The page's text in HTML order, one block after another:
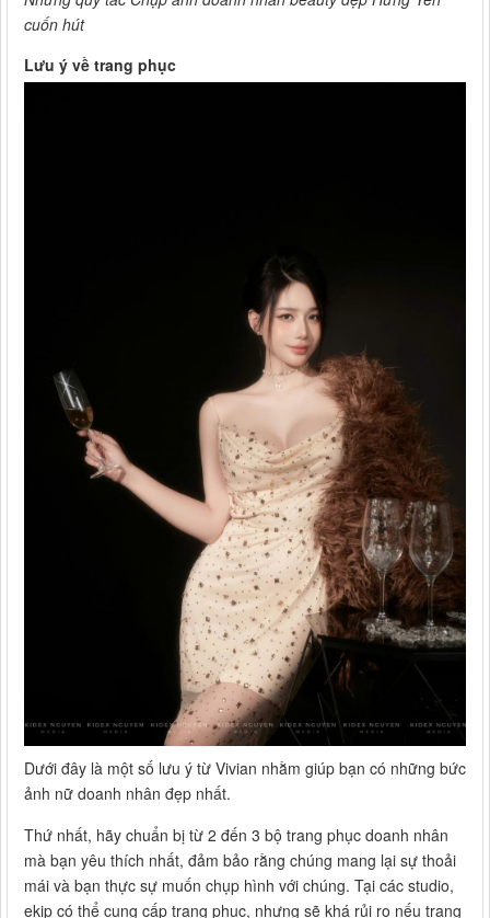
cuốn hút
Lưu ý về trang phục
Dưới đây là một số lưu ý từ Vivian nhằm giúp bạn có những bức
ảnh nữ doanh nhân đẹp nhất.
Thứ nhất, hãy chuẩn bị từ 2 đến 3 bộ trang phục doanh nhân
mà bạn yêu thích nhất, đảm bảo rằng chúng mang lại sự thoải
mái và bạn thực sự muốn chụp hình với chúng. Tại các studio,
ekip có thể cung cấp trang phục, nhưng sẽ khá rủi ro nếu trang